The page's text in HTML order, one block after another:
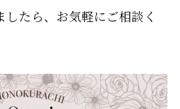
たら、お気軽にご相談く